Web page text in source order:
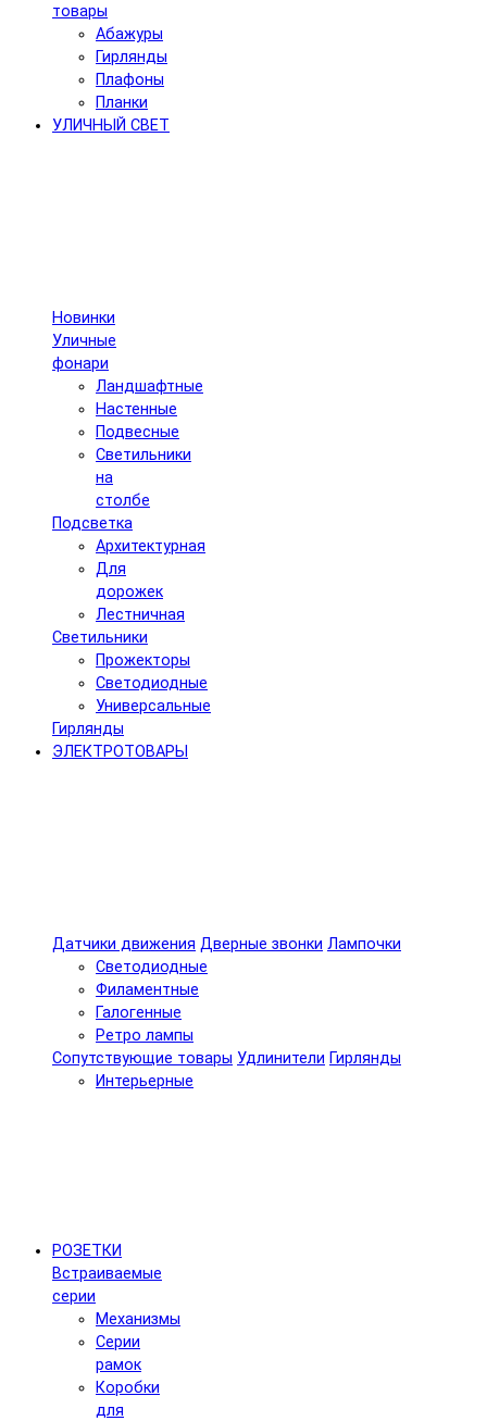
товары
Абажуры
Гирлянды
Плафоны
Планки
УЛИЧНЫЙ СВЕТ
Новинки
Уличные
фонари
Ландшафтные
Настенные
Подвесные
Светильники
на
столбе
Подсветка
Архитектурная
Для
дорожек
Лестничная
Светильники
Прожекторы
Светодиодные
Универсальные
Гирлянды
ЭЛЕКТРОТОВАРЫ
Датчики движения Дверные звонки Лампочки
Светодиодные
Филаментные
Галогенные
Ретро лампы
Сопутствующие товары Удлинители Гирлянды
Интерьерные
РОЗЕТКИ
Встраиваемые
серии
Механизмы
Серии
рамок
Коробки
для